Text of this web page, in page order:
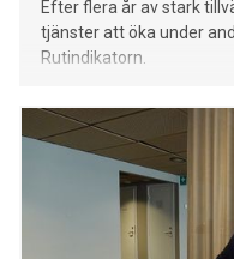
Efter flera år av stark
tjänster att öka under
Rutindikatorn.